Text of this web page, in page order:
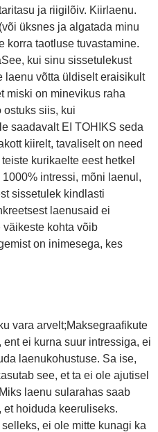
ja riigilõiv. Kiirlaenu.
üksnes ja algatada minu
korra taotluse tuvastamine.
kui sinu sissetulekust
laenu võtta üldiselt eraisikult
miski on minevikus raha
ostuks siis, kui
saadavalt EI TOHIKS seda
kiirelt, tavaliselt on need
kurikaelte eest hetkel
intressi, mõni laenul,
sissetulek kindlasti
laenusaid ei
kohta võib
on inimesega, kes
vara arvelt;Maksegraafikute
ei kurna suur intressiga, ei
laenukohustuse. Sa ise,
see, et ta ei ole ajutisel
laenu sularahas saab
et hoiduda keeruliseks.
ei ole mitte kunagi ka